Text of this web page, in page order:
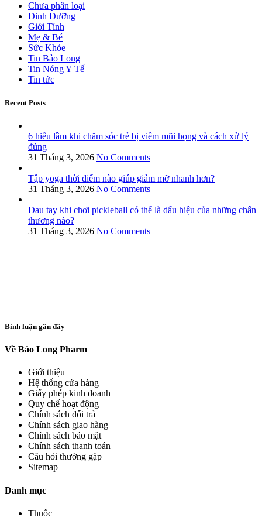
Chưa phân loại
Dinh Dưỡng
Giới Tính
Mẹ & Bé
Sức Khỏe
Tin Bảo Long
Tin Nóng Y Tế
Tin tức
Recent Posts
6 hiểu lầm khi chăm sóc trẻ bị viêm mũi họng và cách xử lý
đúng
31 Tháng 3, 2026 No Comments
Tập yoga thời điểm nào giúp giảm mỡ nhanh hơn?
31 Tháng 3, 2026 No Comments
Đau tay khi chơi pickleball có thể là dấu hiệu của những chấn
thương nào?
31 Tháng 3, 2026 No Comments
Bình luận gần đây
Về Bảo Long Pharm
Giới thiệu
Hệ thống cửa hàng
Giấy phép kinh doanh
Quy chế hoạt động
Chính sách đổi trả
Chính sách giao hàng
Chính sách bảo mật
Chính sách thanh toán
Câu hỏi thường gặp
Sitemap
Danh mục
Thuốc